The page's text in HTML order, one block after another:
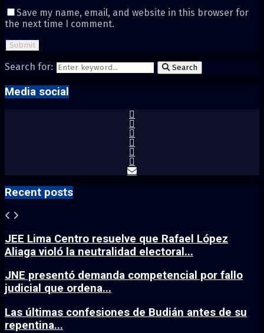
Save my name, email, and website in this browser for
the next time I comment.
Search for: Search
Media social
Recent posts
JEE Lima Centro resuelve que Rafael López
Aliaga violó la neutralidad electoral...
JNE presentó demanda competencial por fallo
judicial que ordena...
Las últimas confesiones de Budián antes de su
repentina...